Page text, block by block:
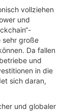
vollziehen
und
sehr große
Da fallen
und
in die
sich daran,
und globaler